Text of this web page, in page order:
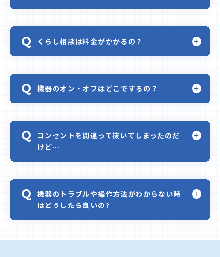
くらし相談は料金がかかるの？
機器のオン・オフはどこでするの？
コンセントを間違って抜いてしまったのだ
けど…
機器のトラブルや操作方法がわからない時
はどうしたら良いの?